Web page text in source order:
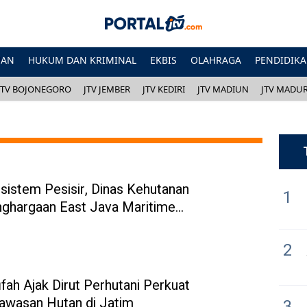
HUKUM DAN KRIMINAL EKBIS OLAHRAGA
BOJONEGORO JTV JEMBER JTV KEDIRI JTV MADIUN JTV
Pesisir, Dinas Kehutanan
East Java Maritime
Ajak Dirut Perhutani Perkuat
1
2